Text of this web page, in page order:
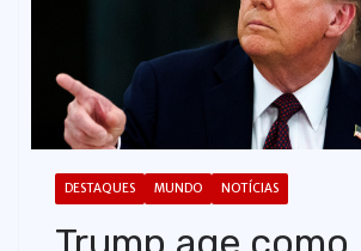
DESTAQUES MUNDO NOTÍCIAS